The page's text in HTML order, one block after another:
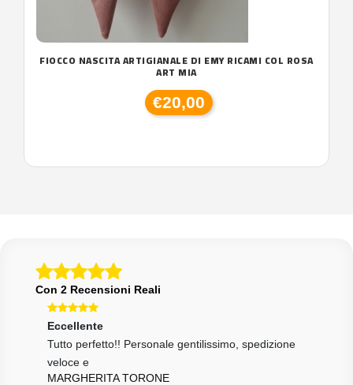
FIOCCO NASCITA ARTIGIANALE DI EMY RICAMI COL ROSA
ART MIA
€20,00
Con 2 Recensioni Reali
Eccellente
Tutto perfetto!! Personale gentilissimo, spedizione
veloce e
MARGHERITA TORONE
Eccellente
tutto come da descrizione, venditore affidabilissimo
DDC